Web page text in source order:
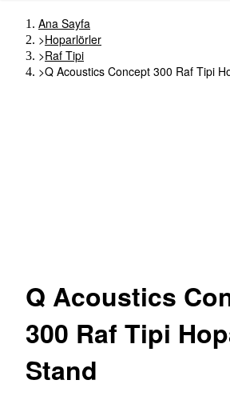
Ana Sayfa
>Hoparlörler
>Raf Tipi
>Q Acoustics Concept 300 Raf Tipi
Q Acoustics
300 Raf Tipi
Stand